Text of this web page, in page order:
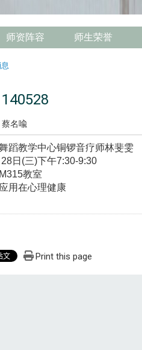
师资阵容 师生荣誉
蔡名喩
蹈教学中心铜锣音疗师林斐雯
日(三)下午7:30-9:30
教室
用在心理健康
Print this page